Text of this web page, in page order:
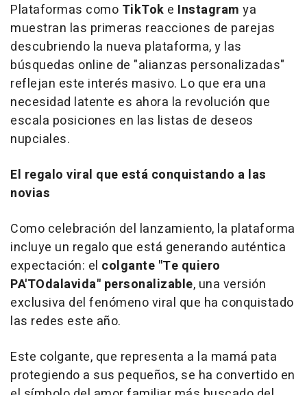
Plataformas como TikTok e Instagram ya
muestran las primeras reacciones de parejas
descubriendo la nueva plataforma, y las
búsquedas online de "alianzas personalizadas"
reflejan este interés masivo. Lo que era una
necesidad latente es ahora la revolución que
escala posiciones en las listas de deseos
nupciales.
El regalo viral que está conquistando a las
novias
Como celebración del lanzamiento, la plataforma
incluye un regalo que está generando auténtica
expectación: el colgante "Te quiero
PA'TOdalavida" personalizable, una versión
exclusiva del fenómeno viral que ha conquistado
las redes este año.
Este colgante, que representa a la mamá pata
protegiendo a sus pequeños, se ha convertido en